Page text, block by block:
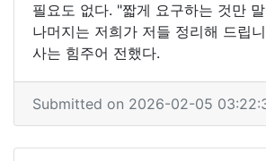
필요도 없다. "짧게 요구하는 것만
나머지는 저희가 저들 정리해 드립
사는 힘주어 전했다.
Submitted on 2026-02-05